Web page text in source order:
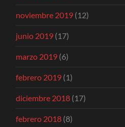
noviembre 2019 (12)
junio 2019 (17)
marzo 2019 (6)
febrero 2019 (1)
diciembre 2018 (17)
febrero 2018 (8)